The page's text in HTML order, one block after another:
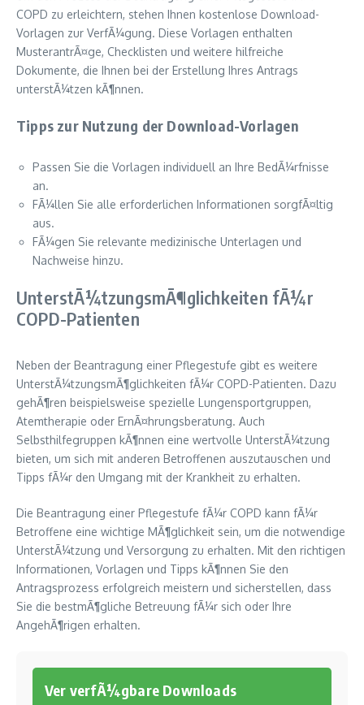
COPD zu erleichtern, stehen Ihnen kostenlose Download-
Vorlagen zur VerfÃ¼gung. Diese Vorlagen enthalten
MusterantrÃ¤ge, Checklisten und weitere hilfreiche
Dokumente, die Ihnen bei der Erstellung Ihres Antrags
unterstÃ¼tzen kÃ¶nnen.
Tipps zur Nutzung der Download-Vorlagen
Passen Sie die Vorlagen individuell an Ihre BedÃ¼rfnisse
an.
FÃ¼llen Sie alle erforderlichen Informationen sorgfÃ¤ltig
aus.
FÃ¼gen Sie relevante medizinische Unterlagen und
Nachweise hinzu.
UnterstÃ¼tzungsmÃ¶glichkeiten fÃ¼r
COPD-Patienten
Neben der Beantragung einer Pflegestufe gibt es weitere
UnterstÃ¼tzungsmÃ¶glichkeiten fÃ¼r COPD-Patienten. Dazu
gehÃ¶ren beispielsweise spezielle Lungensportgruppen,
Atemtherapie oder ErnÃ¤hrungsberatung. Auch
Selbsthilfegruppen kÃ¶nnen eine wertvolle UnterstÃ¼tzung
bieten, um sich mit anderen Betroffenen auszutauschen und
Tipps fÃ¼r den Umgang mit der Krankheit zu erhalten.
Die Beantragung einer Pflegestufe fÃ¼r COPD kann fÃ¼r
Betroffene eine wichtige MÃ¶glichkeit sein, um die notwendige
UnterstÃ¼tzung und Versorgung zu erhalten. Mit den richtigen
Informationen, Vorlagen und Tipps kÃ¶nnen Sie den
Antragsprozess erfolgreich meistern und sicherstellen, dass
Sie die bestmÃ¶gliche Betreuung fÃ¼r sich oder Ihre
AngehÃ¶rigen erhalten.
Ver verfÃ¼gbare Downloads